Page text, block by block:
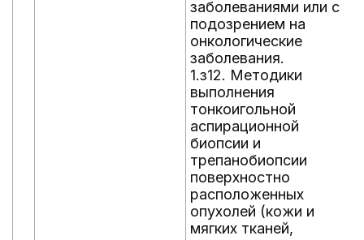
заболеваниями или с
подозрением на
онкологические
заболевания.
1.з12. Методики
выполнения
тонкоигольной
аспирационной
биопсии и
трепанобиопсии
поверхностно
расположенных
опухолей (кожи и
мягких тканей,